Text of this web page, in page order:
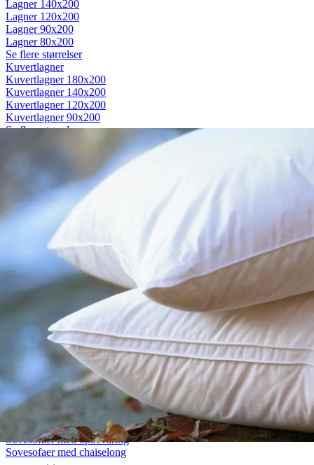
Lagner 140x200
Lagner 120x200
Lagner 90x200
Lagner 80x200
Se flere størrelser
Kuvertlagner
Kuvertlagner 180x200
Kuvertlagner 140x200
Kuvertlagner 120x200
Kuvertlagner 90x200
Se flere størrelser
Faconlagner 140x200
Faconlagner 120x200
Faconlagner 90x200
Se flere størrelser
Øvrige lagner
Flade lagner
Moltonlagner
Stræklagner
Splitlagner
Vådliggerlagner
Rullemadrasser
Rullemadrasser 180x200
Rullemadrasser 140x200
Rullemadrasser 120x200
Rullemadrasser 90x200
Se flere størrelser
Sovesofaer
Vælg efter størrelse
2-personers sovesofaer
3-personers sovesofaer
Vælg efter funktion
Sovesofaer med opbevaring
Sovesofaer med chaiselong